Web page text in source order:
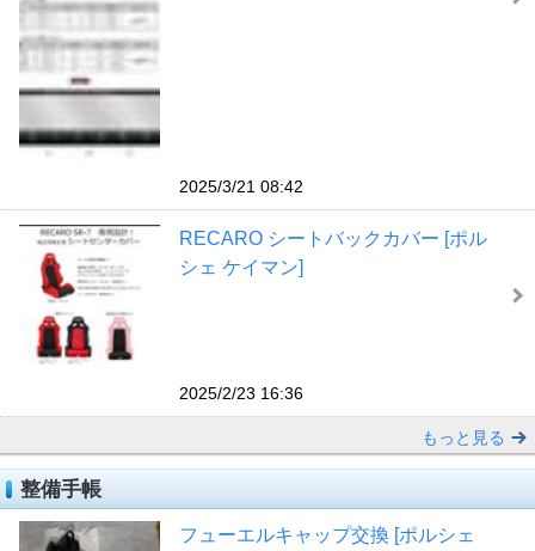
2025/3/21 08:42
RECARO シートバックカバー [ポル
シェ ケイマン]
2025/2/23 16:36
もっと見る
整備手帳
フューエルキャップ交換 [ポルシェ